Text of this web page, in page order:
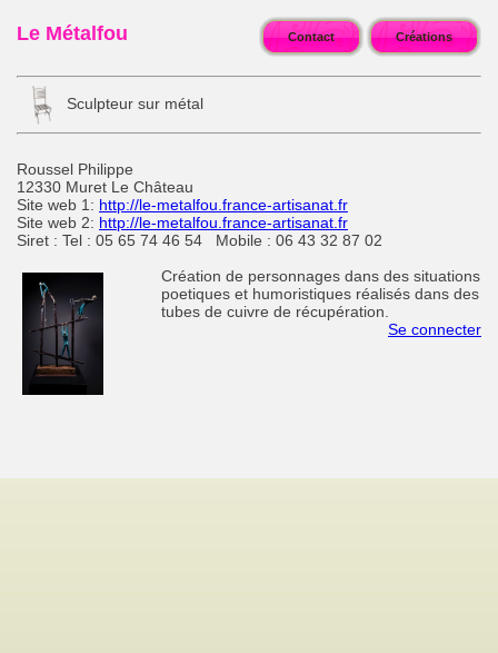
Le Métalfou Contact Créations
Sculpteur sur métal
Roussel Philippe
12330 Muret Le Château
Site web 1: http://le-metalfou.france-artisanat.fr
Site web 2: http://le-metalfou.france-artisanat.fr
Siret : Tel : 05 65 74 46 54 Mobile : 06 43 32 87 02
Création de personnages dans des situations
poetiques et humoristiques réalisés dans des
tubes de cuivre de récupération.
Se connecter